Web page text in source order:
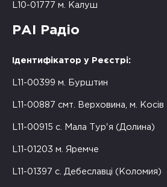
L10-01777 м. Калуш
РАІ Радіо
Ідентифікатор у Реєстрі:
L11-00399 м. Бурштин
L11-00887 смт. Верховина, м. Косів
L11-00915 с. Мала Тур'я (Долина)
L11-01203 м. Яремче
L11-01397 с. Дебеславці (Коломия)